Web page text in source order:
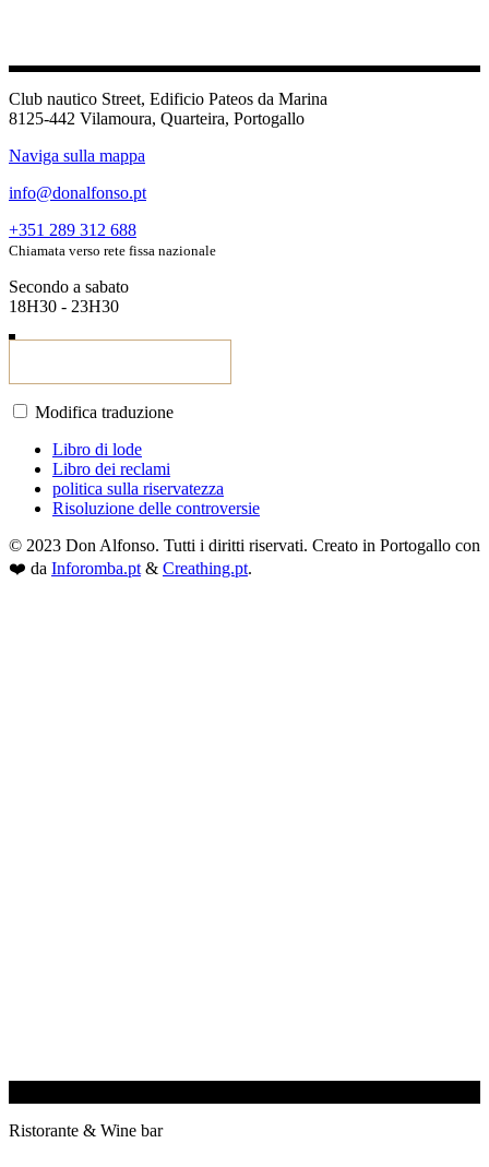
Club nautico Street, Edificio Pateos da Marina
8125-442 Vilamoura, Quarteira, Portogallo
Naviga sulla mappa
info@donalfonso.pt
+351 289 312 688
Chiamata verso rete fissa nazionale
Secondo a sabato
18H30 - 23H30
Modifica traduzione
Libro di lode
Libro dei reclami
politica sulla riservatezza
Risoluzione delle controversie
© 2023 Don Alfonso. Tutti i diritti riservati. Creato in Portogallo con
❤️ da Inforomba.pt & Creathing.pt.
Ristorante & Wine bar